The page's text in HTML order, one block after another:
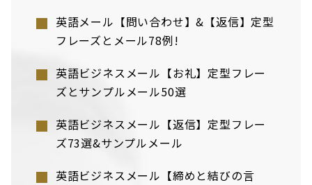
英語メール【問い合わせ】&【返信】定型
フレーズとメール78例!
英語ビジネスメール【お礼】定型フレー
ズとサンプルメール50選
英語ビジネスメール【返信】定型フレー
ズ73選&サンプルメール
英語ビジネスメール【締めと結びの言